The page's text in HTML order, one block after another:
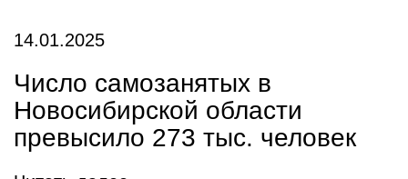
14.01.2025
Число самозанятых в
Новосибирской области
превысило 273 тыс. человек